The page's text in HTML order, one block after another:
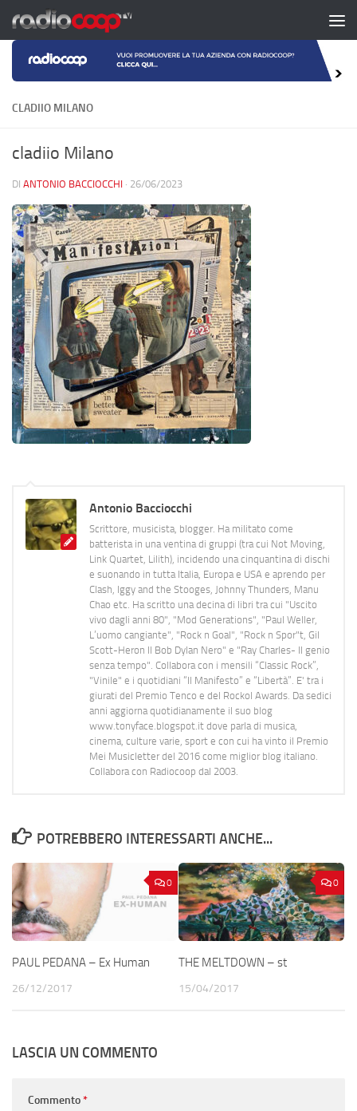
Salta al contenuto
CLADIIO MILANO
cladiio Milano
DI ANTONIO BACCIOCCHI · 26/06/2023
Antonio Bacciocchi
Scrittore, musicista, blogger. Ha militato come
batterista in una ventina di gruppi (tra cui Not Moving,
Link Quartet, Lilith), incidendo una cinquantina di dischi
e suonando in tutta Italia, Europa e USA e aprendo per
Clash, Iggy and the Stooges, Johnny Thunders, Manu
Chao etc. Ha scritto una decina di libri tra cui "Uscito
vivo dagli anni 80", "Mod Generations", "Paul Weller,
L’uomo cangiante", "Rock n Goal", "Rock n Spor"t, Gil
Scott-Heron Il Bob Dylan Nero" e "Ray Charles- Il genio
senza tempo". Collabora con i mensili “Classic Rock”,
"Vinile" e i quotidiani “Il Manifesto” e “Libertà”. E' tra i
giurati del Premio Tenco e del Rockol Awards. Da sedici
anni aggiorna quotidianamente il suo blog
www.tonyface.blogspot.it dove parla di musica,
cinema, culture varie, sport e con cui ha vinto il Premio
Mei Musicletter del 2016 come miglior blog italiano.
Collabora con Radiocoop dal 2003.
POTREBBERO INTERESSARTI ANCHE...
0
PAUL PEDANA – Ex Human
26/12/2017
0
THE MELTDOWN – st
15/04/2017
LASCIA UN COMMENTO
Commento*